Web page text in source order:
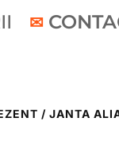
/ JANTA